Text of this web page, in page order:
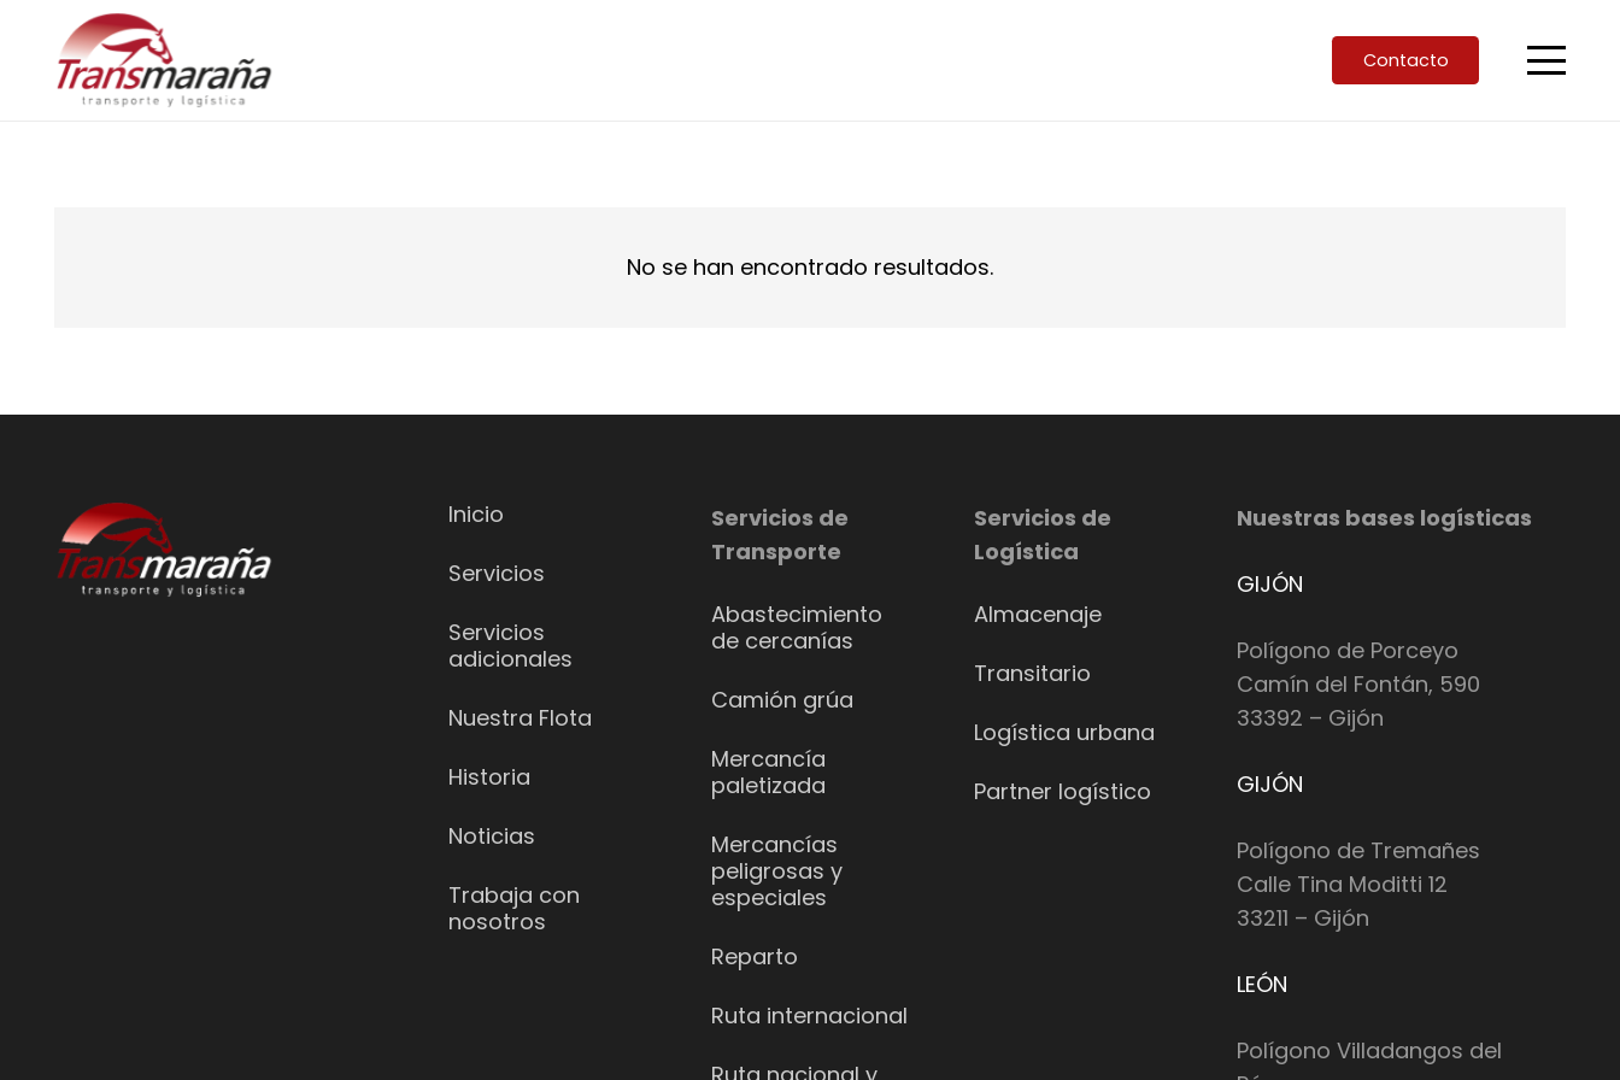
Contacto
No se han encontrado resultados.
Inicio
Servicios
Servicios
adicionales
Nuestra Flota
Historia
Noticias
Trabaja con
nosotros
Servicios de
Transporte
Abastecimiento
de cercanías
Camión grúa
Mercancía
paletizada
Mercancías
peligrosas y
especiales
Reparto
Ruta internacional
Servicios de
Logística
Almacenaje
Transitario
Logística urbana
Partner logístico
Nuestras bases logísticas
GIJÓN
Polígono de Porceyo
Camín del Fontán, 590
33392 – Gijón
GIJÓN
Polígono de Tremañes
Calle Tina Moditti 12
33211 – Gijón
LEÓN
Polígono Villadangos del